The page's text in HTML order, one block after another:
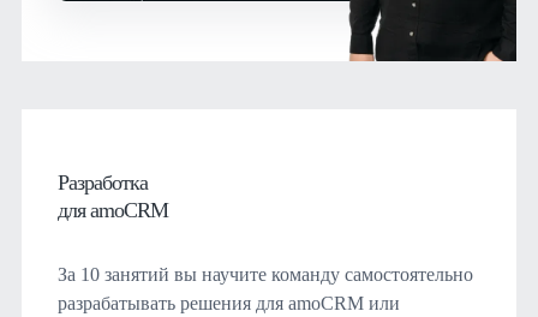
Разработка
для amoCRM
За 10 занятий вы научите команду самостоятельно
разрабатывать решения для amoCRM или